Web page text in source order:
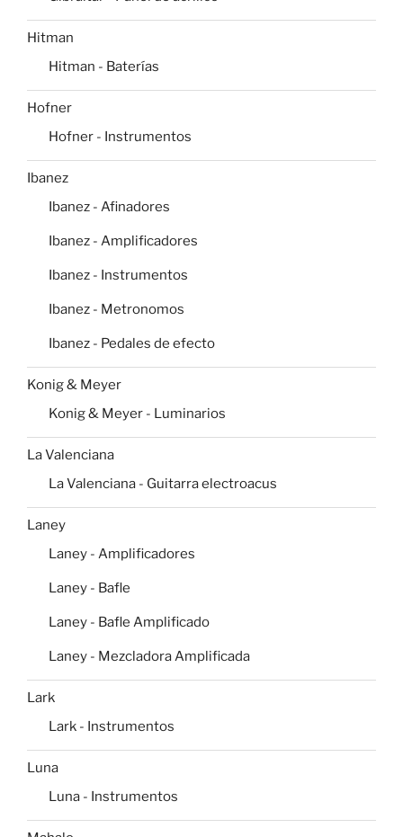
Hitman
Hitman - Baterías
Hofner
Hofner - Instrumentos
Ibanez
Ibanez - Afinadores
Ibanez - Amplificadores
Ibanez - Instrumentos
Ibanez - Metronomos
Ibanez - Pedales de efecto
Konig & Meyer
Konig & Meyer - Luminarios
La Valenciana
La Valenciana - Guitarra electroacus
Laney
Laney - Amplificadores
Laney - Bafle
Laney - Bafle Amplificado
Laney - Mezcladora Amplificada
Lark
Lark - Instrumentos
Luna
Luna - Instrumentos